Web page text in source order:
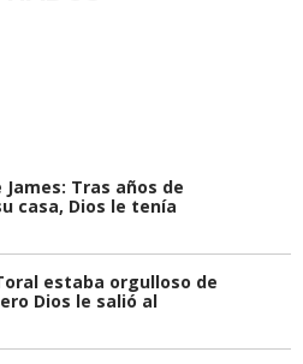
Tras años de
casa, Dios le tenía
estaba orgulloso de
Dios le salió al